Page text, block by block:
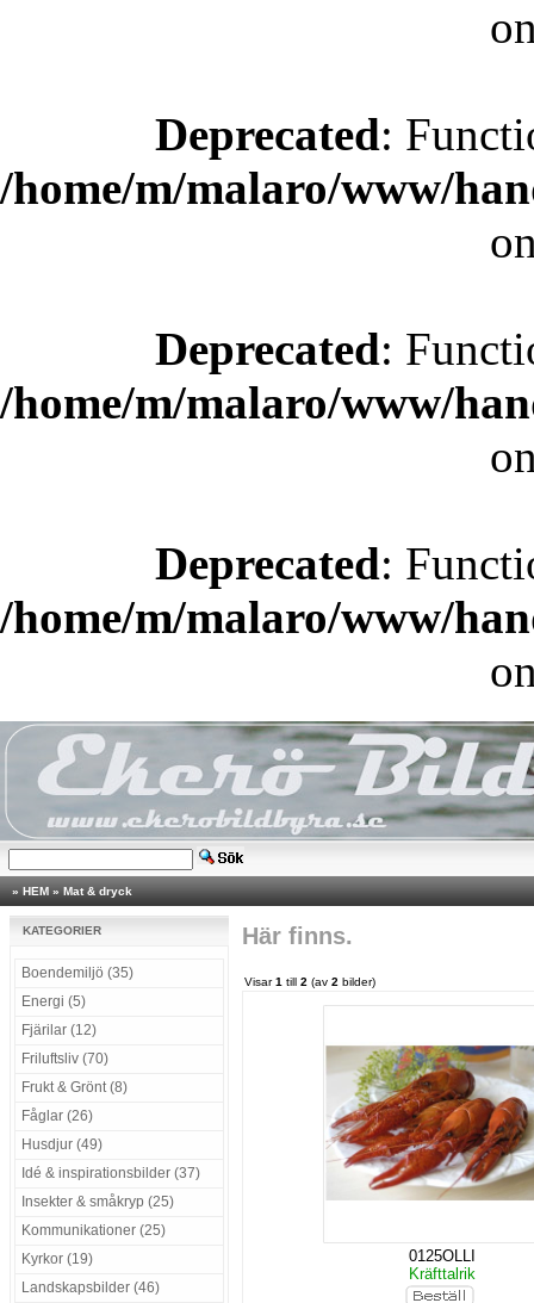
Deprecated:
/home/m/malaro/www/
Deprecated:
/home/m/malaro/www/
Deprecated:
/home/m/malaro/www/
» HEM » Mat & dryck
KATEGORIER
Boendemiljö (35)
Energi (5)
Fjärilar (12)
Friluftsliv (70)
Frukt & Grönt (8)
Fåglar (26)
Husdjur (49)
Idé & inspirationsbilder (37)
Insekter & småkryp (25)
Kommunikationer (25)
Kyrkor (19)
Landskapsbilder (46)
Här finns.
Visar1 till 2 (av 2 bilder)
0125OLLI
Kräfttalrik